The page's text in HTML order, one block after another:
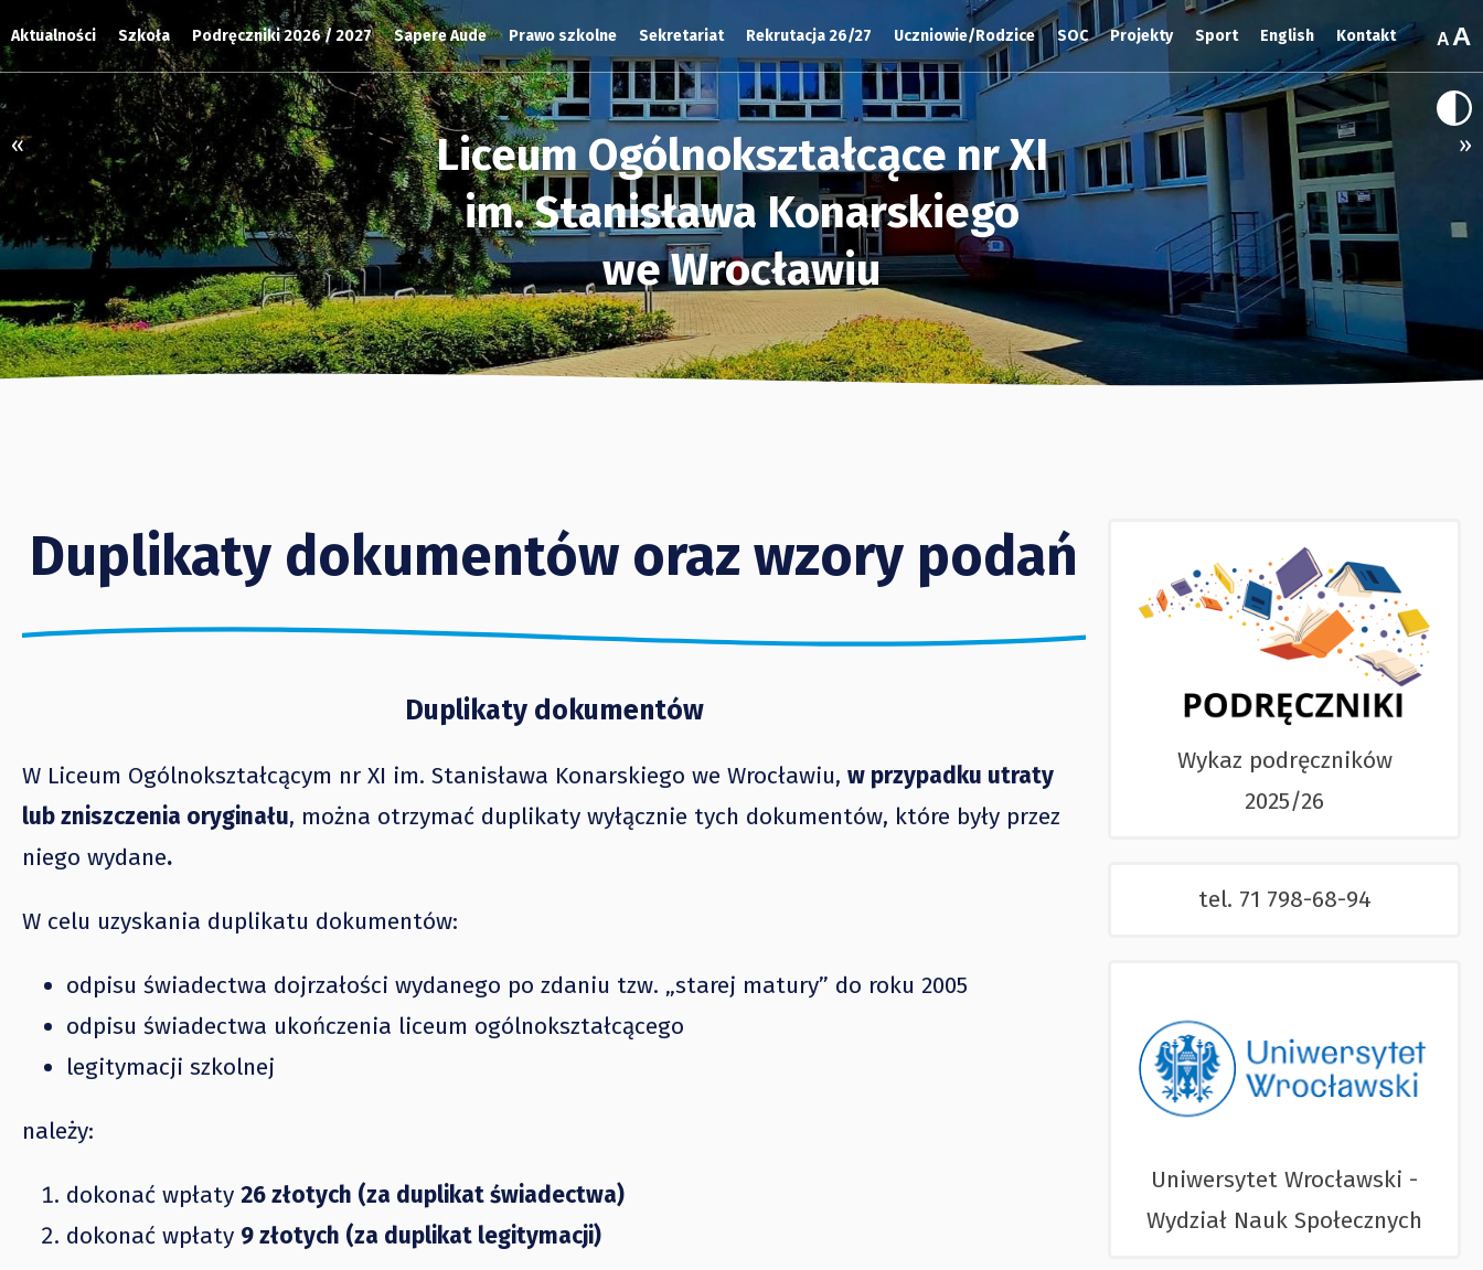
Liceum Ogólnokształcące nr XI
im. Stanisława Konarskiego
we Wrocławiu
« »
Aktualności Szkoła Podręczniki 2026 / 2027 Sapere Aude Prawo szkolne Sekretariat Rekrutacja 26/27 Uczniowie/Rodzice SOC Projekty Sport English Kontakt
Duplikaty dokumentów oraz wzory podań
Duplikaty dokumentów
W Liceum Ogólnokształcącym nr XI im. Stanisława Konarskiego we Wrocławiu, w przypadku utraty
lub zniszczenia oryginału, można otrzymać duplikaty wyłącznie tych dokumentów, które były przez
niego wydane.
W celu uzyskania duplikatu dokumentów:
odpisu świadectwa dojrzałości wydanego po zdaniu tzw. „starej matury” do roku 2005
odpisu świadectwa ukończenia liceum ogólnokształcącego
legitymacji szkolnej
należy:
dokonać wpłaty 26 złotych (za duplikat świadectwa)
dokonać wpłaty 9 złotych (za duplikat legitymacji)
Wykaz podręczników
2025/26
tel. 71 798-68-94
Uniwersytet Wrocławski -
Wydział Nauk Społecznych